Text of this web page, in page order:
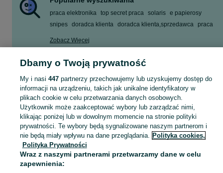
praca elektronika top secret praca solaris e papierosy
snipes doradca klienta doradca klienta,sprzedawca praca
Zobacz Więcej
Mapa kategorii
Mapa miejscowości
Mapa ministron
Popularne wyszukiwania
Dbamy o Twoją prywatność
My i nasi 447partnerzy przechowujemy lub uzyskujemy dostęp do
informacji na urządzeniu, takich jak unikalne identyfikatory w
plikach cookie w celu przetwarzania danych osobowych.
Użytkownik może zaakceptować wybory lub zarządzać nimi,
klikając poniżej lub w dowolnym momencie na stronie polityki
prywatności. Te wybory będą sygnalizowane naszym partnerom i
nie będą miały wpływu na dane przeglądania. Polityka cookies,
Polityka Prywatności
Wraz z naszymi partnerami przetwarzamy dane w celu
zapewnienia: